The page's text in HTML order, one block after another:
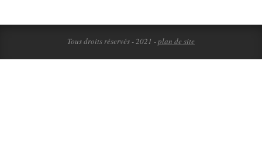
Tous droits réservés - 2021 -plan de site